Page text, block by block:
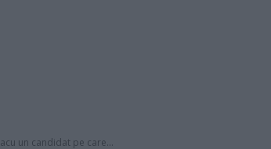
un candidat pe care...